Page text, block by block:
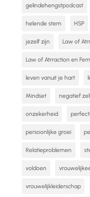
gelindehengstpodcast
helende stem HSP
jezelf zijn Law of
Law of Atrraction en
leven vanuit je hart
Mindset negatief
onzekerheid
persoonlijke groei
Relatieproblemen
voldoen
vrouwelijkleiderschap